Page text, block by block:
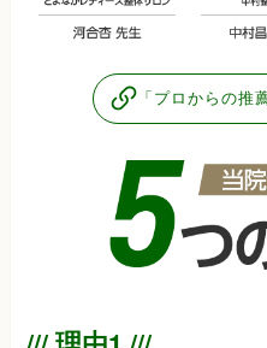
「プロからの推